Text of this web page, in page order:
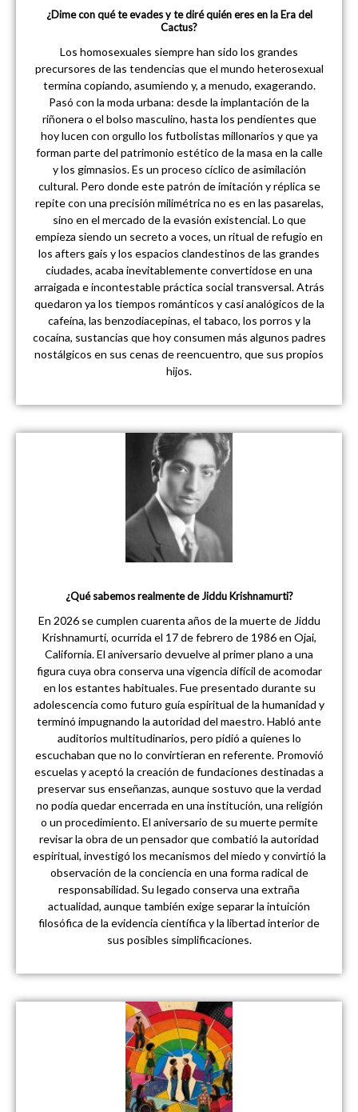
¿Dime con qué te evades y te diré quién eres en la Era del
Cactus?
Los homosexuales siempre han sido los grandes
precursores de las tendencias que el mundo heterosexual
termina copiando, asumiendo y, a menudo, exagerando.
Pasó con la moda urbana: desde la implantación de la
riñonera o el bolso masculino, hasta los pendientes que
hoy lucen con orgullo los futbolistas millonarios y que ya
forman parte del patrimonio estético de la masa en la calle
y los gimnasios. Es un proceso cíclico de asimilación
cultural. Pero donde este patrón de imitación y réplica se
repite con una precisión milimétrica no es en las pasarelas,
sino en el mercado de la evasión existencial. Lo que
empieza siendo un secreto a voces, un ritual de refugio en
los afters gais y los espacios clandestinos de las grandes
ciudades, acaba inevitablemente convertidose en una
arraigada e incontestable práctica social transversal. Atrás
quedaron ya los tiempos románticos y casi analógicos de la
cafeína, las benzodiacepinas, el tabaco, los porros y la
cocaína, sustancias que hoy consumen más algunos padres
nostálgicos en sus cenas de reencuentro, que sus propios
hijos.
¿Qué sabemos realmente de Jiddu Krishnamurti?
En 2026 se cumplen cuarenta años de la muerte de Jiddu
Krishnamurti, ocurrida el 17 de febrero de 1986 en Ojai,
California. El aniversario devuelve al primer plano a una
figura cuya obra conserva una vigencia difícil de acomodar
en los estantes habituales. Fue presentado durante su
adolescencia como futuro guía espiritual de la humanidad y
terminó impugnando la autoridad del maestro. Habló ante
auditorios multitudinarios, pero pidió a quienes lo
escuchaban que no lo convirtieran en referente. Promovió
escuelas y aceptó la creación de fundaciones destinadas a
preservar sus enseñanzas, aunque sostuvo que la verdad
no podía quedar encerrada en una institución, una religión
o un procedimiento. El aniversario de su muerte permite
revisar la obra de un pensador que combatió la autoridad
espiritual, investigó los mecanismos del miedo y convirtió la
observación de la conciencia en una forma radical de
responsabilidad. Su legado conserva una extraña
actualidad, aunque también exige separar la intuición
filosófica de la evidencia científica y la libertad interior de
sus posibles simplificaciones.